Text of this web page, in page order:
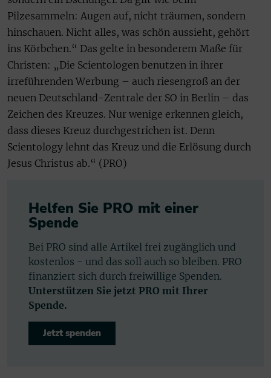
Pilzesammeln: Augen auf, nicht träumen, sondern
hinschauen. Nicht alles, was schön aussieht, gehört
ins Körbchen.“ Das gelte in besonderem Maße für
Christen: „Die Scientologen benutzen in ihrer
irreführenden Werbung – auch riesengroß an der
neuen Deutschland-Zentrale der SO in Berlin – das
Zeichen des Kreuzes. Nur wenige erkennen gleich,
dass dieses Kreuz durchgestrichen ist. Denn
Scientology lehnt das Kreuz und die Erlösung durch
Jesus Christus ab.“ (PRO)
Helfen Sie PRO mit einer
Spende
Bei PRO sind alle Artikel frei zugänglich und
kostenlos - und das soll auch so bleiben. PRO
finanziert sich durch freiwillige Spenden.
Unterstützen Sie jetzt PRO mit Ihrer
Spende.
Jetzt spenden